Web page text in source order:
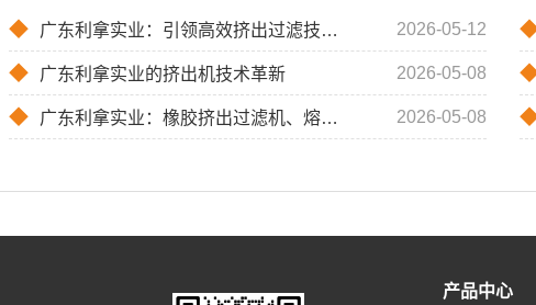
◆ 广东利拿实业：引领高效挤出过滤技术的创新之路 2026-05-12
◆ 广东利拿实业的挤出机技术革新 2026-05-08
◆ 广东利拿实业：橡胶挤出过滤机、熔喷布挤出机、电线电缆挤出机的专业解决方案 2026-05-08
产品中心